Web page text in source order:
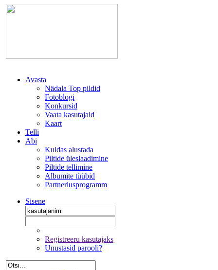
Avasta
Nädala Top pildid
Fotoblogi
Konkursid
Vaata kasutajaid
Kaart
Telli
Abi
Kuidas alustada
Piltide üleslaadimine
Piltide tellimine
Albumite tüübid
Partnerlusprogramm
Sisene
Registreeru kasutajaks
Unustasid parooli?